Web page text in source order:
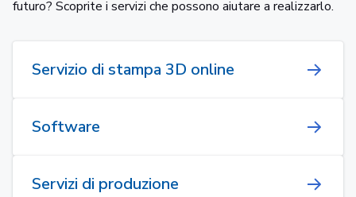
futuro? Scoprite i servizi che possono aiutare a realizzarlo.
Servizio di stampa 3D online
Software
Servizi di produzione